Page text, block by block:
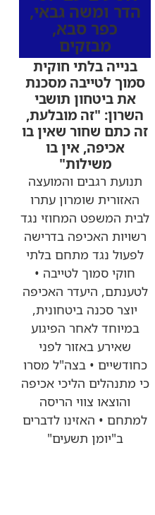
הדר ומשה גבאי,
כפר סבא,
מבזקים
בנייה בלתי חוקית
סמוך לטייבה מסכנת
את ביטחון תושבי
השרון: "זה מובלעת,
זה כתם שחור שאין בו
אכיפה, אין בו
משילות"
תנועת רגבים והמועצה
האזורית שומרון עתרו
לבית המשפט המחוזי נגד
רשויות האכיפה בדרישה
לפעול נגד מתחם בלתי
חוקי סמוך לטייבה •
לטענתם, היעדר האכיפה
יוצר סכנה ביטחונית,
במיוחד לאחר הפיגוע
שאירע באזור לפני
כחודשיים • בצה"ל מסרו
כי מתנהלים הליכי אכיפה
והוצאו צווי הריסה
למתחם • האזינו לדברים
ב"יומן תשעים"